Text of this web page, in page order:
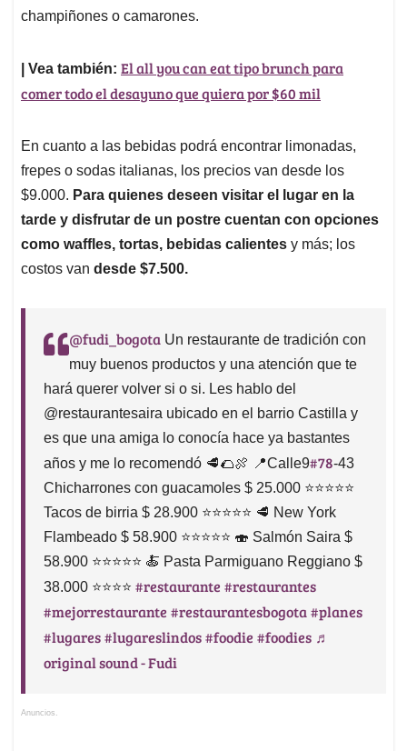
champiñones o camarones.
| Vea también: El all you can eat tipo brunch para
comer todo el desayuno que quiera por $60 mil
En cuanto a las bebidas podrá encontrar limonadas,
frepes o sodas italianas, los precios van desde los
$9.000. Para quienes deseen visitar el lugar en la
tarde y disfrutar de un postre cuentan con opciones
como waffles, tortas, bebidas calientes y más; los
costos van desde $7.500.
@fudi_bogota Un restaurante de tradición con
muy buenos productos y una atención que te
hará querer volver si o si. Les hablo del
@restaurantesaira ubicado en el barrio Castilla y
es que una amiga lo conocía hace ya bastantes
años y me lo recomendó 🥩🌮🍖 📍Calle9#78-43
Chicharrones con guacamoles $ 25.000 ⭐️⭐️⭐️⭐️⭐️
Tacos de birria $ 28.900 ⭐️⭐️⭐️⭐️⭐️ 🥩 New York
Flambeado $ 58.900 ⭐️⭐️⭐️⭐️⭐️ 🍣 Salmón Saira $
58.900 ⭐️⭐️⭐️⭐️⭐️ 🍝 Pasta Parmiguano Reggiano $
38.000 ⭐️⭐️⭐️⭐️ #restaurante #restaurantes
#mejorrestaurante #restaurantesbogota#planes
#lugares#lugareslindos#foodie #foodies ♬
original sound - Fudi
Anuncios.